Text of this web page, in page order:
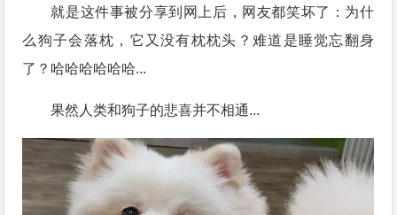
就是这件事被分享到网上后，网友都笑坏了：为什
么狗子会落枕，它又没有枕枕头？难道是睡觉忘翻身
了？哈哈哈哈哈哈...
果然人类和狗子的悲喜并不相通...